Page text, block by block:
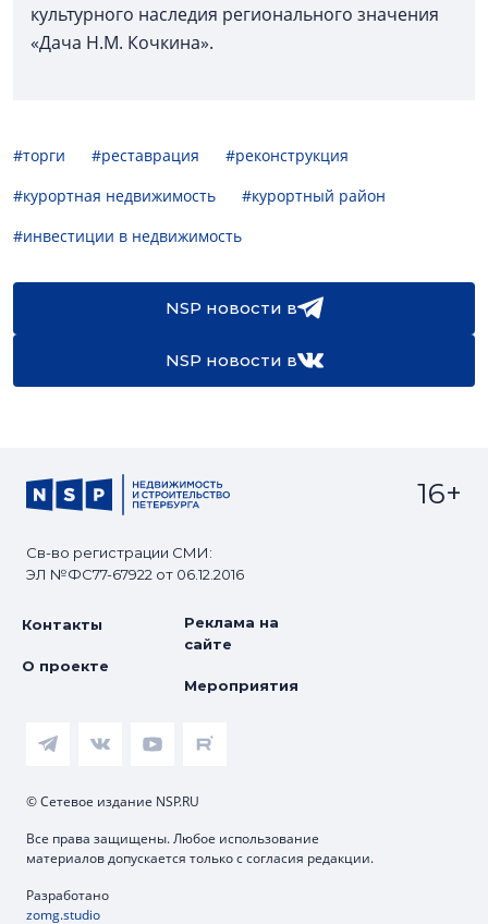
культурного наследия регионального значения
«Дача Н.М. Кочкина».
#торги #реставрация
#реконструкция
#курортная недвижимость
#курортный район
#инвестиции в недвижимость
NSP новости в
NSP новости в
Св-во регистрации СМИ:
ЭЛ №ФС77-67922 от 06.12.2016
16+
Контакты
О проекте
Реклама на
сайте
Мероприятия
© Сетевое издание NSP.RU
Все права защищены. Любое использование
материалов допускается только с согласия редакции.
Разработано
zomg.studio